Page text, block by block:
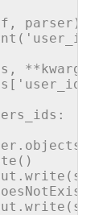
parser ):
'user_id'
**kwargs
'user_id'